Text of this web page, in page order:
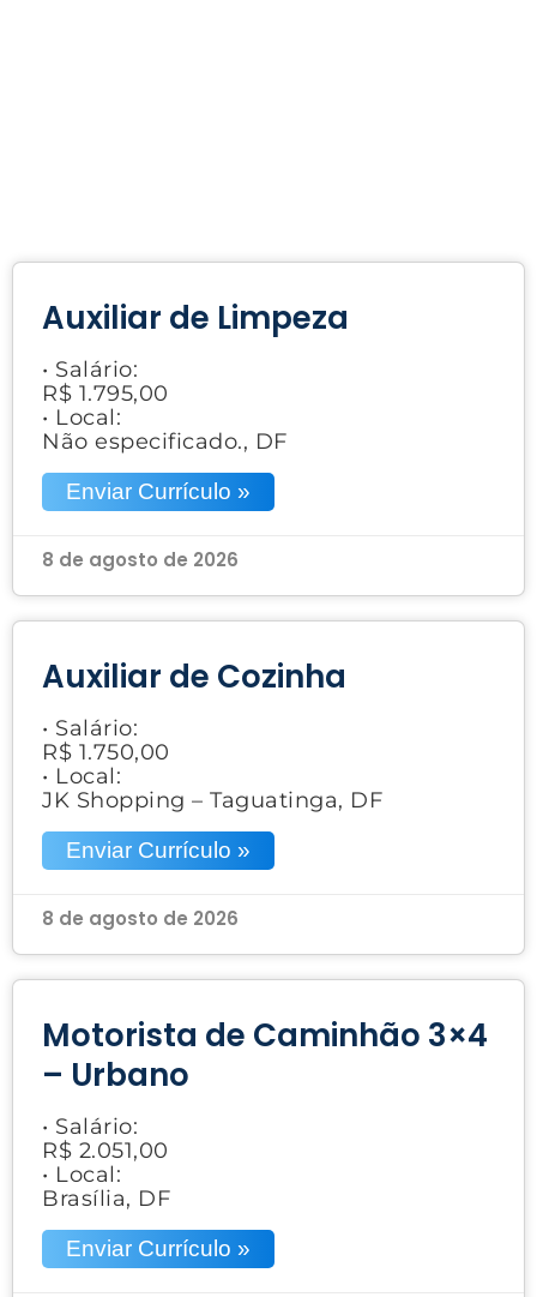
Auxiliar de Limpeza
• Salário:
R$ 1.795,00
• Local:
Não especificado., DF
Enviar Currículo »
8 de agosto de 2026
Auxiliar de Cozinha
• Salário:
R$ 1.750,00
• Local:
JK Shopping – Taguatinga, DF
Enviar Currículo »
8 de agosto de 2026
Motorista de Caminhão 3×4
– Urbano
• Salário:
R$ 2.051,00
• Local:
Brasília, DF
Enviar Currículo »